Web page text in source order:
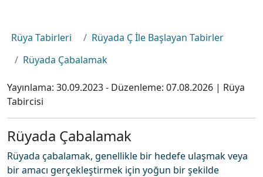
Rüya Tabirleri
Rüyada Ç İle Başlayan Tabirler
Rüyada Çabalamak
Yayınlama: 30.09.2023- Düzenleme: 07.08.2026 | Rüya
Tabircisi
Rüyada Çabalamak
Rüyada çabalamak, genellikle bir hedefe ulaşmak veya
bir amacı gerçekleştirmek için yoğun bir şekilde